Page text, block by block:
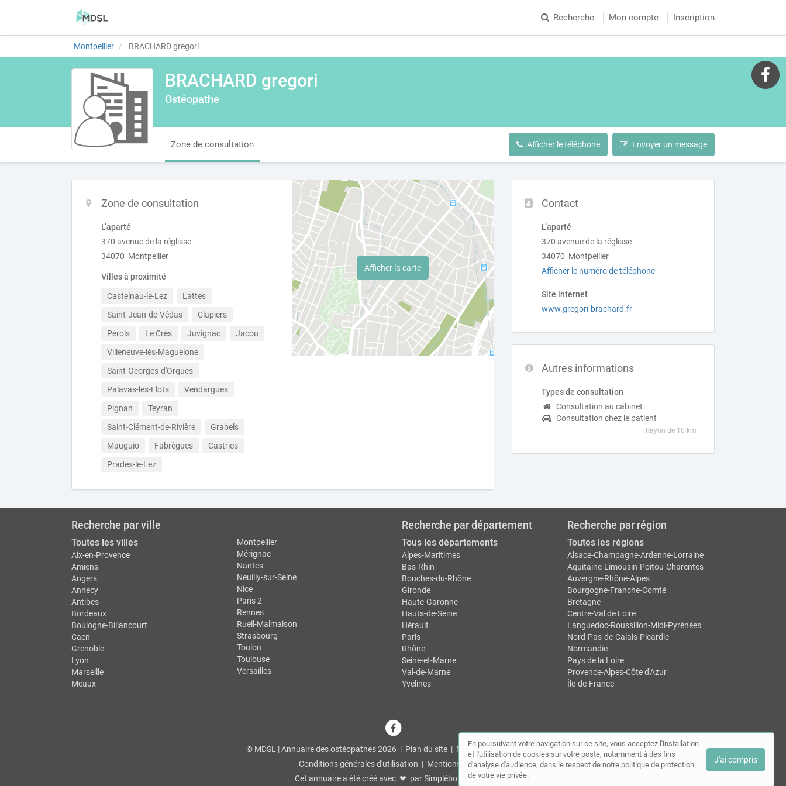
Recherche Mon compte Inscription
Montpellier BRACHARD gregori
BRACHARD gregori
Ostéopathe
Zone de consultation Afficher le téléphone Envoyer un message
Contact
L’aparté
370 avenue de la réglisse
34070 Montpellier
Afficher le numéro de téléphone
Site internet
www.gregori-brachard.fr
Autres informations
Types de consultation
Consultation au cabinet
Consultation chez le patient
Rayon de 10 km
Zone de consultation
L’aparté
370 avenue de la réglisse
34070 Montpellier
Villes à proximité
Castelnau-le-Lez
Lattes
Saint-Jean-de-Védas
Clapiers
Pérols
Le Crès Juvignac
Jacou
Villeneuve-lès-Maguelone
Saint-Georges-d'Orques
Palavas-les-Flots
Vendargues
Pignan
Teyran
Saint-Clément-de-Rivière
Grabels
Mauguio
Fabrègues
Castries
Prades-le-Lez
Afficher la carte
Recherche par ville
Toutes les villes
Aix-en-Provence
Amiens
Angers
Annecy
Antibes
Bordeaux
Boulogne-Billancourt
Caen
Grenoble
Lyon
Marseille
Meaux
Montpellier
Mérignac
Nantes
Neuilly-sur-Seine
Nice
Paris 2
Rennes
Rueil-Malmaison
Strasbourg
Toulon
Toulouse
Versailles
Recherche par département
Tous les départements
Alpes-Maritimes
Bas-Rhin
Bouches-du-Rhône
Gironde
Haute-Garonne
Hauts-de-Seine
Hérault
Paris
Rhône
Seine-et-Marne
Val-de-Marne
Yvelines
Recherche par région
Toutes les régions
Alsace-Champagne-Ardenne-Lorraine
Aquitaine-Limousin-Poitou-Charentes
Auvergne-Rhône-Alpes
Bourgogne-Franche-Comté
Bretagne
Centre-Val de Loire
Languedoc-Roussillon-Midi-Pyrénées
Nord-Pas-de-Calais-Picardie
Normandie
Pays de la Loire
Provence-Alpes-Côte d'Azur
Île-de-France
© MDSL | Annuaire des ostéopathes 2026 | Plan du site | Mon compte|Contact
Conditions générales d'utilisation | Mentions légales
Cet annuaire a été créé avec ❤ parSimplébo Annuaire
En poursuivant votre navigation sur ce site, vous acceptez l'installation
et l'utilisation de cookies sur votre poste, notamment à des fins
d'analyse d'audience, dans le respect de notre politique de protection
de votre vie privée.
J'ai compris